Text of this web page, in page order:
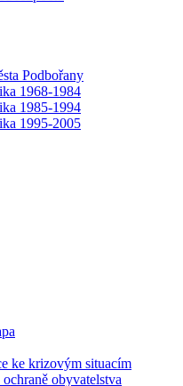
Podbořany
1968-1984
1985-1994
1995-2005
ke krizovým situacím
obyvatelstva